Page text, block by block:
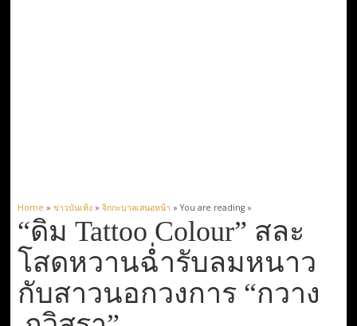
Home » ข่าวบันเทิง» จิกกะบาลเสนอหน้า » You are reading »
“ดิม Tattoo Colour” สละ
โสดหวานฉ่ำรับลมหนาว
กับสาวนอกวงการ “กวาง